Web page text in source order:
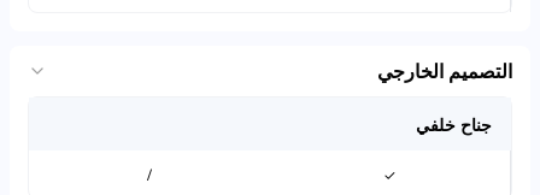
التصميم الخارجي
جناح خلفي
✓
/